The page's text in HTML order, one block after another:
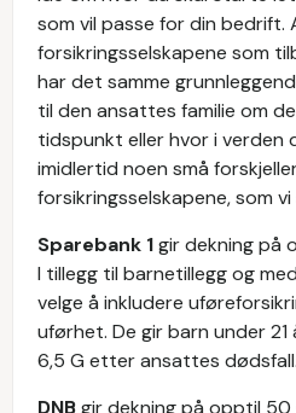
som vil passe for din bedrift.
forsikringsselskapene som
har det samme
til den ansattes familie om
tidspunkt eller hvor i verden
imidlertid noen små
forsikringsselskapene, som vi
Sparebank 1gir dekning på
I tillegg til barnetillegg og
velge å inkludere
uførhet. De gir barn under
6,5 G etter ansattes dødsfall.
DNBgir dekning på opptil 50